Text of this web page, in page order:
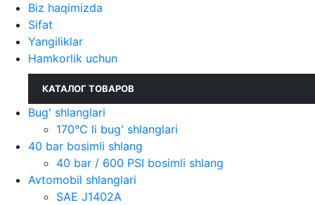
Biz haqimizda
Sifat
Yangiliklar
Hamkorlik uchun
КАТАЛОГ ТОВАРОВ
Bug' shlanglari
170°C li bug' shlanglari
40 bar bosimli shlang
40 bar / 600 PSI bosimli shlang
Avtomobil shlanglari
SAE J1402A